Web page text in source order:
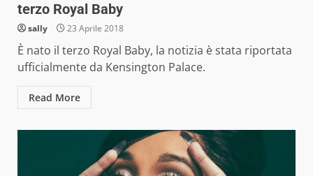
terzo Royal Baby
sally 23 Aprile 2018
È nato il terzo Royal Baby, la notizia è stata riportata
ufficialmente da Kensington Palace.
Read More